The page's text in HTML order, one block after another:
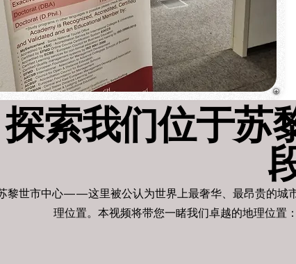
探索我们位于苏
黎世市中心——这里被公认为世界上最奢华、最昂贵的城
理位置。本视频将带您一睹我们卓越的地理位置